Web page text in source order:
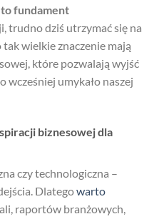
fundament
trudno dziś utrzymać się na
wielkie znaczenie mają
które pozwalają wyjść
wcześniej umykało naszej
biznesowej dla
czy technologiczna –
Dlategowarto
raportów branżowych,